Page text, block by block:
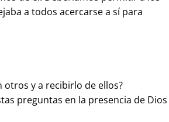
a todos acercarse a sí para
y a recibirlo de ellos?
preguntas en la presencia de Dios